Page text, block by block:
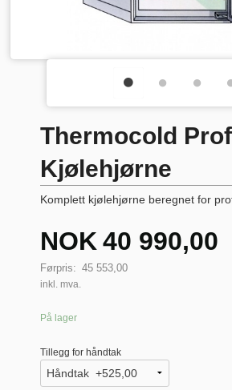
Thermocold
Kjølehjørne
Komplett kjølehjørne beregnet for
Tilbud
NOK 40 990,00
Førpris: 45 553,00
inkl. mva.
På lager
Tillegg for håndtak